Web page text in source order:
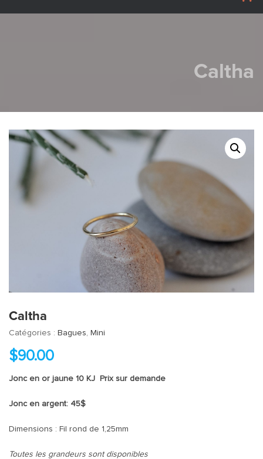
Caltha
Caltha
Catégories : Bagues Mini
$90.00
Jonc en or jaune 10 KJ Prix sur demande
Jonc en argent: 45$
Dimensions : Fil rond de 1,25mm
Toutes les grandeurs sont disponibles